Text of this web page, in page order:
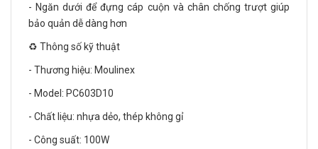
- Ngăn dưới để đựng cáp cuộn và chân chống trượt giúp
bảo quản dễ dàng hơn
♻️ Thông số kỹ thuật
- Thương hiệu: Moulinex
- Model: PC603D10
- Chất liệu: nhựa dẻo, thép không gỉ
- Công suất: 100W